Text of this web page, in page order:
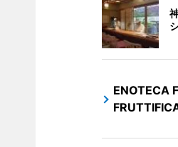
ENOTECA